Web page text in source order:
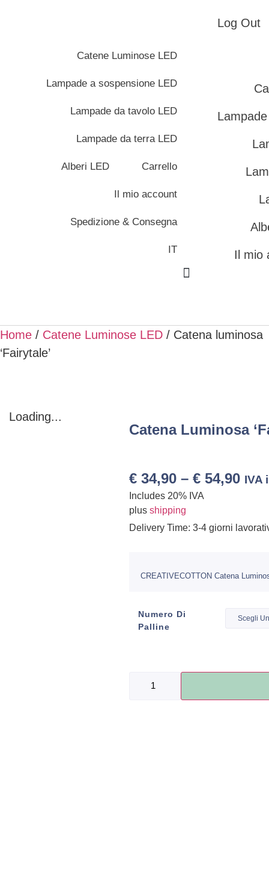
Catene Luminose LED
Lampade a sospensione LED
Lampade da tavolo LED
Lampade da terra LED
Alberi LED Carrello
Il mio account
Spedizione & Consegna
IT
Log Out
Il mio
Home / Catene Luminose LED / Catena luminosa
‘Fairytale’
Loading...
Catena Luminosa
€ 34,90 – € 54,90 IVA
Includes 20% IVA
plus shipping
Delivery Time: 3-4 giorni
CREATIVECOTTON Catena
Numero Di
Palline